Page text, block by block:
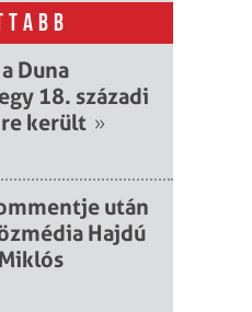
Duna
18. századi
került »
után
Hajdú